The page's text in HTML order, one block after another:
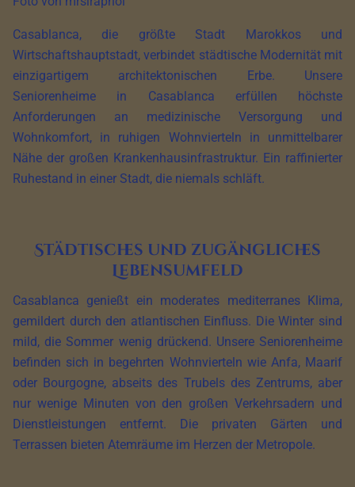
Casablanca, die größte Stadt Marokkos und
Wirtschaftshauptstadt, verbindet städtische Modernität mit
einzigartigem architektonischen Erbe. Unsere
Seniorenheime in Casablanca erfüllen höchste
Anforderungen an medizinische Versorgung und
Wohnkomfort, in ruhigen Wohnvierteln in unmittelbarer
Nähe der großen Krankenhausinfrastruktur. Ein raffinierter
Ruhestand in einer Stadt, die niemals schläft.
Städtisches und zugängliches
Lebensumfeld
Casablanca genießt ein moderates mediterranes Klima,
gemildert durch den atlantischen Einfluss. Die Winter sind
mild, die Sommer wenig drückend. Unsere Seniorenheime
befinden sich in begehrten Wohnvierteln wie Anfa, Maarif
oder Bourgogne, abseits des Trubels des Zentrums, aber
nur wenige Minuten von den großen Verkehrsadern und
Dienstleistungen entfernt. Die privaten Gärten und
Terrassen bieten Atemräume im Herzen der Metropole.